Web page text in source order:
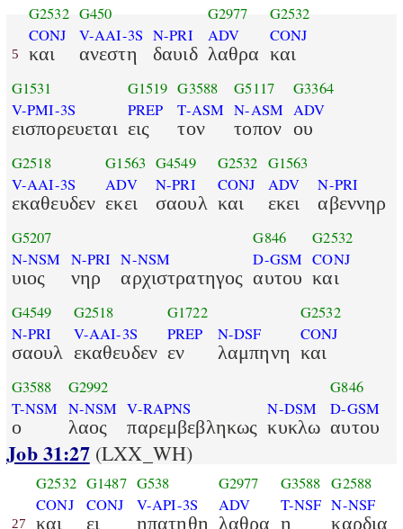
5
G2532
CONJ
και
G450
V-AAI-3S
ανεστη
N-PRI
δαυιδ
G2977
ADV
λαθρα
G2532
CONJ
και
G1531
V-PMI-3S
εισπορευεται
G1519
PREP
εις
G3588
T-ASM
τον
G5117
N-ASM
τοπον
G3364
ADV
ου
G2518
V-AAI-3S
εκαθευδεν
G1563
ADV
εκει
G4549
N-PRI
σαουλ
G2532
CONJ
και
G1563
ADV
εκει
N-PRI
αβεννηρ
G5207
N-NSM
υιος
N-PRI
νηρ
N-NSM
αρχιστρατηγος
G846
D-GSM
αυτου
G2532
CONJ
και
G4549
N-PRI
σαουλ
G2518
V-AAI-3S
εκαθευδεν
G1722
PREP
εν
N-DSF
λαμπηνη
G2532
CONJ
και
G3588
T-NSM
ο
G2992
N-NSM
λαος
V-RAPNS
παρεμβεβληκως
N-DSM
κυκλω
G846
D-GSM
αυτου
Job 31:27(LXX_WH)
27
G2532
CONJ
και
G1487
CONJ
ει
G538
V-API-3S
ηπατηθη
G2977
ADV
λαθρα
G3588
T-NSF
η
G2588
N-NSF
καρδια